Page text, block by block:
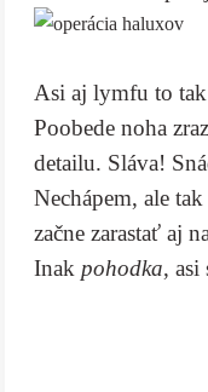
Asi aj lymfu to tak
Poobede noha
detailu. Sláva!
Nechápem, ale
začne zarastať aj
Inak pohodka,